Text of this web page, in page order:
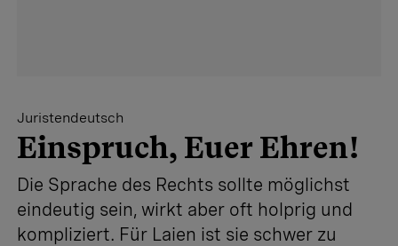
Juristendeutsch
Einspruch, Euer Ehren!
Die Sprache des Rechts sollte möglichst
eindeutig sein, wirkt aber oft holprig und
kompliziert. Für Laien ist sie schwer zu